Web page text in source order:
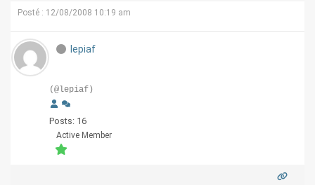
Posté : 12/08/2008 10:19 am
lepiaf
(@lepiaf)
Posts: 16
Active Member